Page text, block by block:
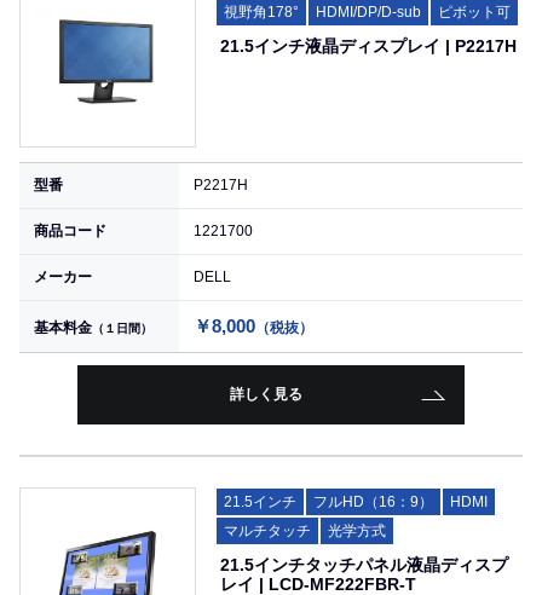
視野角178°
HDMI/DP/D-sub ピボット可
21.5インチ液晶ディスプレイ | P2217H
型番 P2217H
商品コード 1221700
メーカー DELL
基本料金 （１日間） ￥8,000 （税抜）
詳しく見る
21.5インチ フルHD（16：9）
HDMI
マルチタッチ
光学方式
21.5インチタッチパネル液晶ディスプ
レイ | LCD-MF222FBR-T